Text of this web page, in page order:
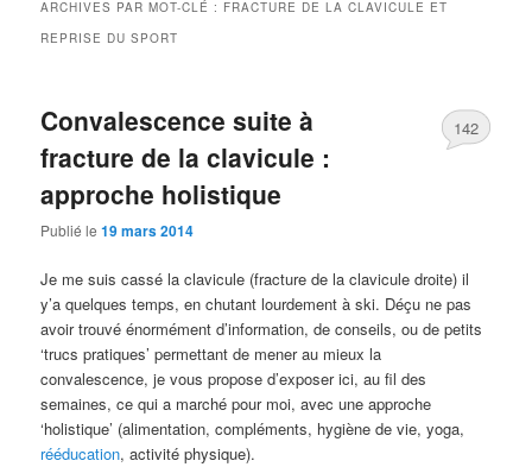
ARCHIVES PAR MOT-CLÉ : FRACTURE DE LA CLAVICULE ET
REPRISE DU SPORT
Convalescence suite à
fracture de la clavicule :
approche holistique
Publié le19 mars 2014
142
Je me suis cassé la clavicule (fracture de la clavicule droite) il
y’a quelques temps, en chutant lourdement à ski. Déçu ne pas
avoir trouvé énormément d’information, de conseils, ou de petits
‘trucs pratiques’ permettant de mener au mieux la
convalescence, je vous propose d’exposer ici, au fil des
semaines, ce qui a marché pour moi, avec une approche
‘holistique’ (alimentation, compléments, hygiène de vie, yoga,
rééducation, activité physique).